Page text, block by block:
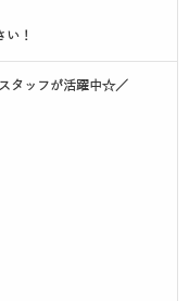
！
タッフが活躍中☆／